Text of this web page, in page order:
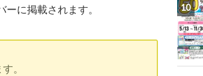
に掲載されます。
。